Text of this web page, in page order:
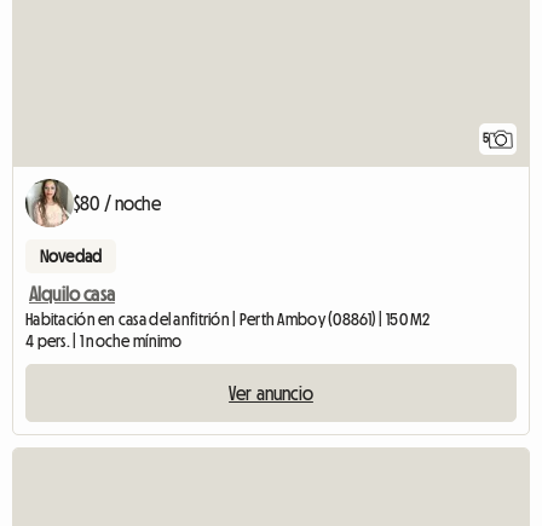
5
$80 / noche
Novedad
Alquilo casa
Habitación en casa del anfitrión | Perth Amboy (08861) | 150 M2
4 pers. | 1 noche mínimo
Ver anuncio